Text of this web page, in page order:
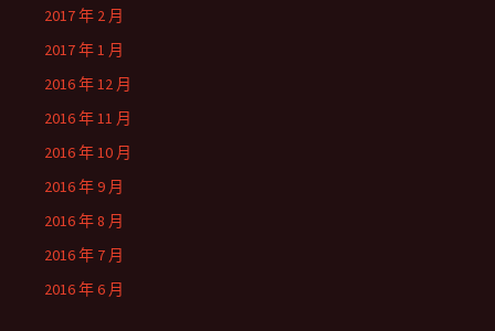
2017 年 2 月
2017 年 1 月
2016 年 12 月
2016 年 11 月
2016 年 10 月
2016 年 9 月
2016 年 8 月
2016 年 7 月
2016 年 6 月